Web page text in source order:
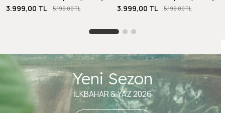
3.999,00 TL
5.199,00 TL
3.999,00 TL
5.199,00 TL
Yeni Sezon
İLKBAHAR & YAZ 2026